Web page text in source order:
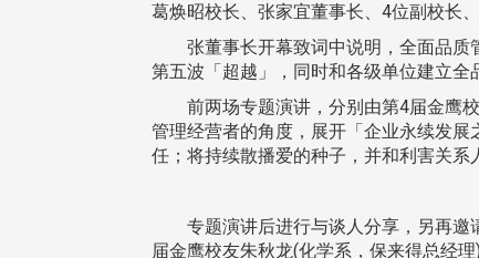
葛焕昭校长、张家宜董事长、4位副校长
张董事长开幕致词中说明，全面品质
第五波「超越」，同时和各级单位建立
前两场专题演讲，分别由第4届金鹰校
管理经营者的角度，展开「企业永续发
任；将持续散播爱的种子，并和利害关系
专题演讲后进行与谈人分享，另再邀
届金鹰校友朱秋龙(化学系，保来得总经